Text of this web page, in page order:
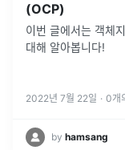
(OCP)
이번 글에서는 객체
대해 알아봅니다!
2022년 7월 22일 · 0개
by hamsang